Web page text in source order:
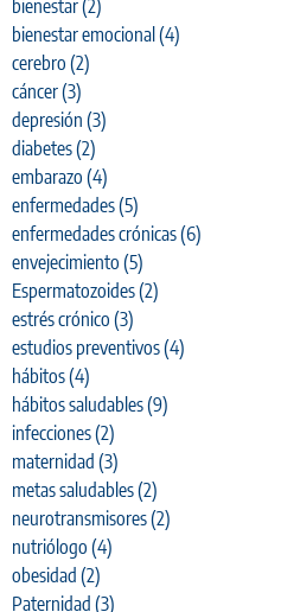
bienestar(2)
bienestar emocional (4)
cerebro (2)
cáncer(3)
depresión (3)
diabetes(2)
embarazo (4)
enfermedades(5)
enfermedades crónicas(6)
envejecimiento (5)
Espermatozoides(2)
estrés crónico (3)
estudios preventivos(4)
hábitos(4)
hábitos saludables(9)
infecciones(2)
maternidad (3)
metas saludables(2)
neurotransmisores(2)
nutriólogo (4)
obesidad (2)
Paternidad (3)